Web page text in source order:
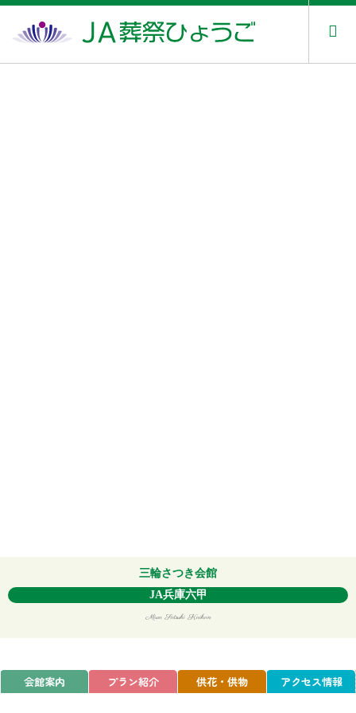
三輪さつき会館
JA兵庫六甲
Miwa Satsuki Kaikan
会館案内 プラン紹介 供花・供物 アクセス情報